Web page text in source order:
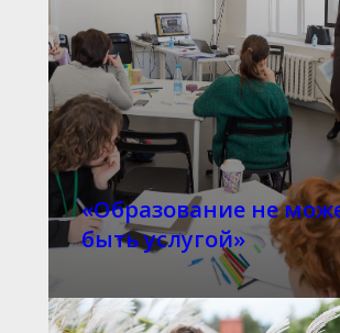
«Образование не
быть услугой»